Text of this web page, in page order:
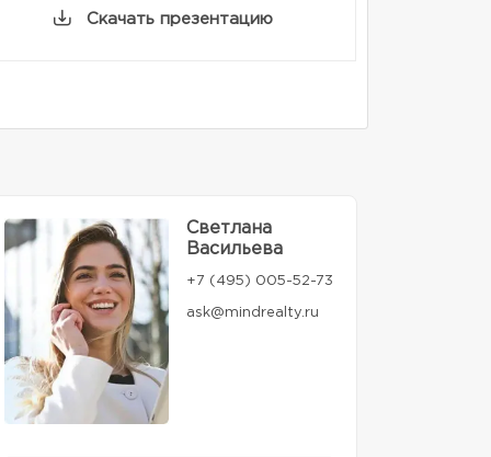
Скачать презентацию
Светлана
Васильева
+7 (495) 005-52-73
ask@mindrealty.ru